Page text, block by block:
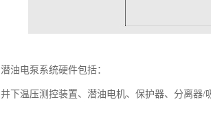
潜油电泵系统硬件包括：
井下温压测控装置、潜油电机、保护器、分离器